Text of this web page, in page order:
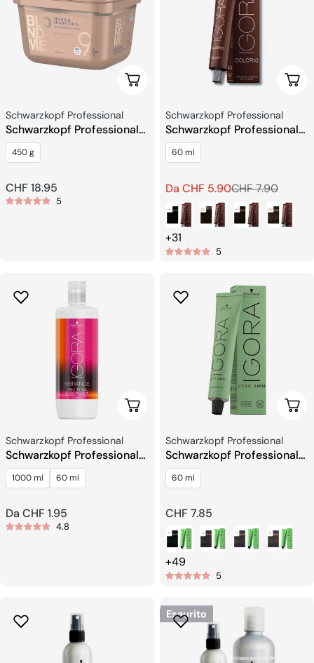
Aggiungi Al Carrello
Venditore:
Schwarzkopf Professional
Schwarzkopf Professional
Blondme Premium
Lightener 9+
450 g
Prezzo
regolare
CHF 18.95
5
Venditore:
Schwarzkopf Professional
Schwarzkopf Professional
Igora Color10 Colore per
Capelli
60 ml
Prezzo
di
vendita
Da CHF 5.90
Prezzo
regolare
CHF 7.90
+31
5
Scegli Le Opzioni
Venditore:
Schwarzkopf Professional
Schwarzkopf Professional
Igora Vibrance Lozione
Activator
1000 ml 60 ml
Prezzo
regolare
Da CHF 1.95
4.8
Venditore:
Schwarzkopf Professional
Schwarzkopf Professional
Igora Zero Amm Colore
Permanente Senza
60 ml
Prezzo
regolare
CHF 7.85
+49
5
Esaurito